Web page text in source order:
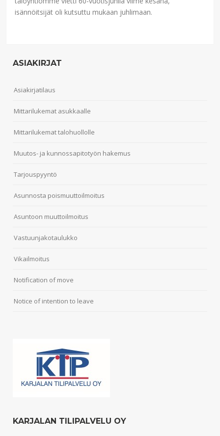
isännöitsijät oli kutsuttu mukaan juhlimaan.
ASIAKIRJAT
Asiakirjatilaus
Mittarilukemat asukkaalle
Mittarilukemat talohuollolle
Muutos- ja kunnossapitotyön hakemus
Tarjouspyyntö
Asunnosta poismuuttoilmoitus
Asuntoon muuttoilmoitus
Vastuunjakotaulukko
Vikailmoitus
Notification of move
Notice of intention to leave
KARJALAN TILIPALVELU OY